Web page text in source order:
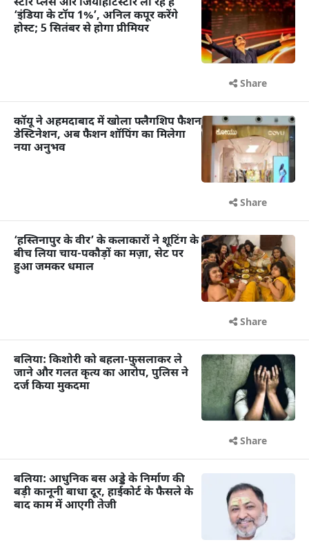
‘इंडिया के टॉप 1%’, अनिल कपूर करेंगे
होस्ट; 5 सितंबर से होगा प्रीमियर
Share
कॉयू ने अहमदाबाद में खोला फ्लैगशिप फैशन
डेस्टिनेशन, अब फैशन शॉपिंग का मिलेगा
नया अनुभव
Share
‘हस्तिनापुर के वीर’ के कलाकारों ने शूटिंग के
बीच लिया चाय-पकौड़ों का मज़ा, सेट पर
हुआ जमकर धमाल
Share
बलिया: किशोरी को बहला-फुसलाकर ले
जाने और गलत कृत्य का आरोप, पुलिस ने
दर्ज किया मुकदमा
Share
बलिया: आधुनिक बस अड्डे के निर्माण की
बड़ी कानूनी बाधा दूर, हाईकोर्ट के फैसले के
बाद काम में आएगी तेजी